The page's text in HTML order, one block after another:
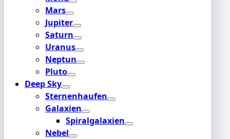
Mars
Jupiter
Saturn
Uranus
Neptun
Pluto
Deep Sky
Sternenhaufen
Galaxien
Spiralgalaxien
Nebel